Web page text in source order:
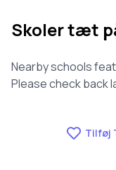
Skoler tæt
Nearby schools
Please check back
Tilføj